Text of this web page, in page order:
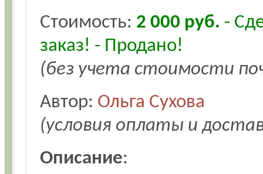
Стоимость: 2 000 руб. -
заказ! - Продано!
(без учета стоимости
Автор: Ольга Сухова
(условия оплаты и
Описание: